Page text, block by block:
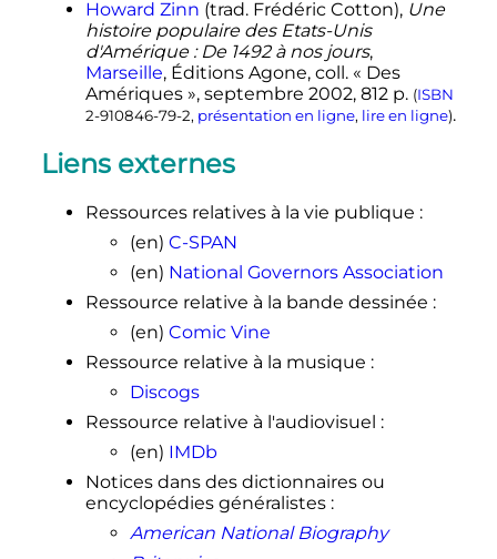
croisade non violente de Martin
Luther King en Alabama », sur
www.liberation.fr,11 août 2014
(consulté le23 décembre 2020).
↑André Kaspi 2014,p. 146.
Reuters (
M. George
Wallace, ex-gouverneur raciste de
l'Alabama, annonce sa candidature "
surlemonde.fr,10 février 1968
(consulté le31 décembre 2019
1 23André Kaspi 2014,p. 222.
123 Jacques Amalric,« Le " rêve " du
www.lemonde.fr,19 septembre 1968
(consulté le23 décembre 2020).
1 234Jamelle Bouie (
Montety),
qu'il y a de plus odieux dans la vie
politique américaine
www.slate.fr , 4 juin 2018 (consulté le
décembre 2019).
Nicolas Lebourg, Britain First
sur www.slate.fr,17 juin 2016 (consulté
Howard Zinn (trad.Frédéric Cotton), Une
histoire populaire des Etats-Unis
d'Amérique : De 1492 à nos jours,
Marseille, Éditions Agone, coll.« Des
Amériques », septembre 2002, 812 p. (ISBN
2-910846-79-2, présentation en ligne, lire en ligne).
Liens externes
Ressources relatives à la vie publique :
(en) C-SPAN
(en) National Governors Association
Ressource relative à la bande dessinée :
(en) Comic Vine
Ressource relative à la musique :
Discogs
Ressource relative à l'audiovisuel :
(en) IMDb
Notices dans des dictionnaires ou
encyclopédies généralistes:
American National Biography